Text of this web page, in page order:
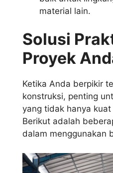
material lain.
Solusi
Proyek
Ketika Anda berpikir
konstruksi, penting
yang tidak hanya
Berikut adalah
dalam menggunakan